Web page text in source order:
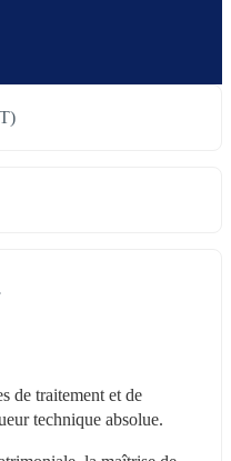
de traitement et de
technique absolue.